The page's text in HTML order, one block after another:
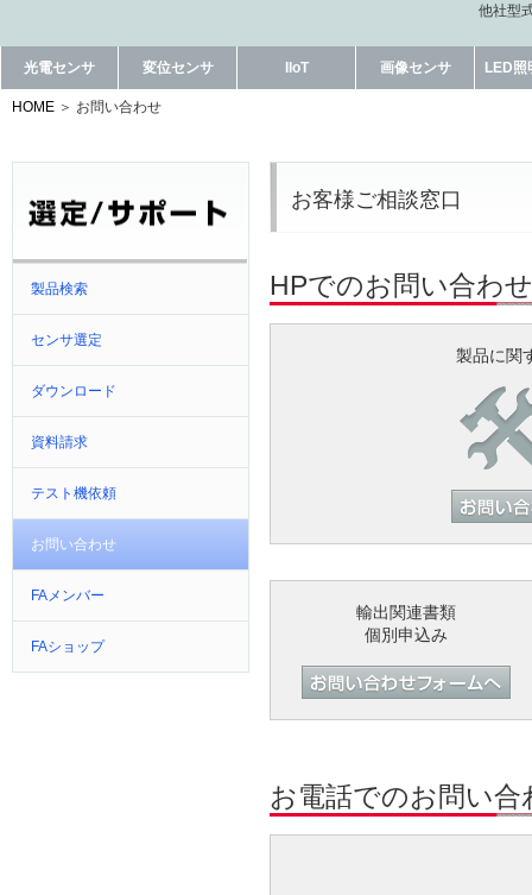
他社型
光電センサ 変位センサ IIoT 画像センサ LED照
HOME お問い合わせ
製品検索
センサ選定
ダウンロード
資料請求
テスト機依頼
お問い合わせ
FAメンバー
FAショップ
お客様ご相談窓口
HPでのお問い合わ
製品に関
輸出関連書類
個別申込み
お電話でのお問い合